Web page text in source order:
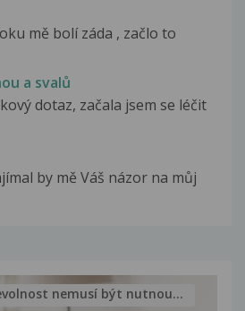
mě bolí záda , začlo to
a svalů
dotaz, začala jsem se léčit
by mě Váš názor na můj
nemusí být nutnou...